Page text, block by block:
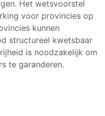
Het wetsvoorstel
voor provincies op
kunnen
structureel kwetsbaar
is noodzakelijk om
te garanderen.